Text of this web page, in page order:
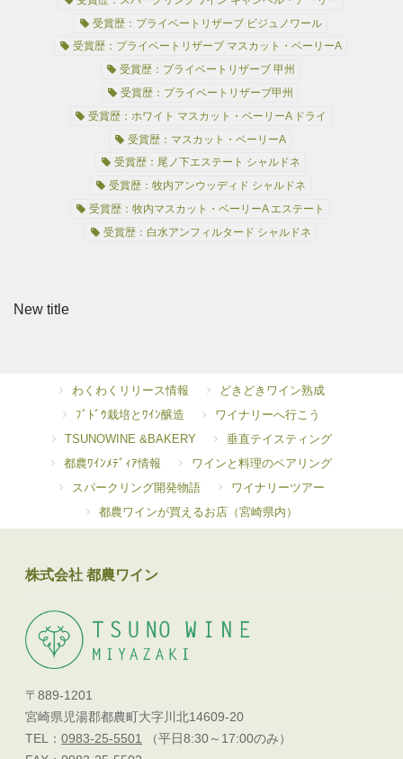
受賞歴：プライベートリザーブ ビジュノワール
受賞歴：プライベートリザーブ マスカット・ベーリーA
受賞歴：プライベートリザーブ 甲州
受賞歴：プライベートリザーブ甲州
受賞歴：ホワイト マスカット・ベーリーA ドライ
受賞歴：マスカット・ベーリーA
受賞歴：尾ノ下エステート シャルドネ
受賞歴：牧内アンウッディド シャルドネ
受賞歴：牧内マスカット・ベーリーA エステート
受賞歴：白水アンフィルタード シャルドネ
New title
わくわくリリース情報
どきどきワイン熟成
ﾌﾞﾄﾞｳ栽培とﾜｲﾝ醸造
ワイナリーへ行こう
TSUNOWINE &BAKERY
垂直テイスティング
都農ﾜｲﾝﾒﾃﾞｨｱ情報
ワインと料理のペアリング
スパークリング開発物語
ワイナリーツアー
都農ワインが買えるお店（宮崎県内）
株式会社 都農ワイン
〒889-1201
宮崎県児湯郡都農町大字川北14609-20
TEL：0983-25-5501
（平日8:30～17:00のみ）